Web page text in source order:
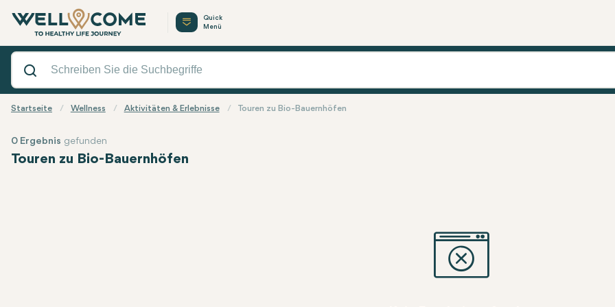
Quick
Menü
Startseite Wellness Aktivitäten & Erlebnisse Touren zu Bio-Bauernhöfen
Touren zu Bio-Bauernhöfen
0 Ergebnis gefunden